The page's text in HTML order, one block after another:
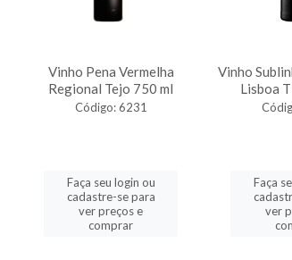
Vinho Pena Vermelha
Regional Tejo 750 ml
Código: 6231
Faça seu login ou
cadastre-se para
ver preços e
comprar
Vinho
Lisboa
Faça
ver